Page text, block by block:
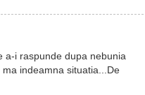
a-i raspunde dupa nebunia
indeamna situatia...De